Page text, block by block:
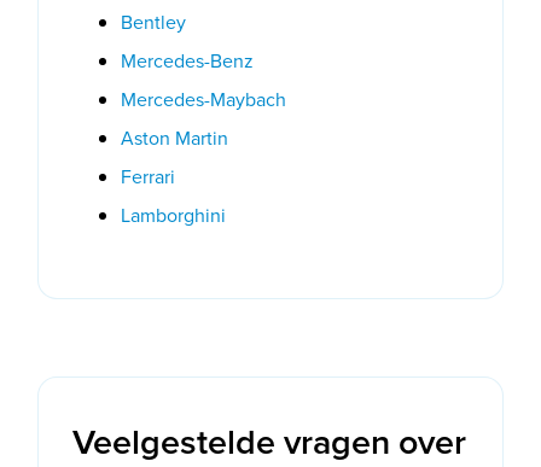
Bentley
Mercedes-Benz
Mercedes-Maybach
Aston Martin
Ferrari
Lamborghini
Veelgestelde vragen over